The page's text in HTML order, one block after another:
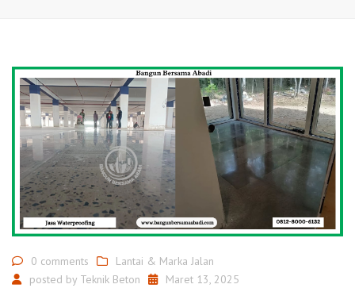
0 comments
Lantai & Marka Jalan
posted by Teknik Beton Maret 13, 2025